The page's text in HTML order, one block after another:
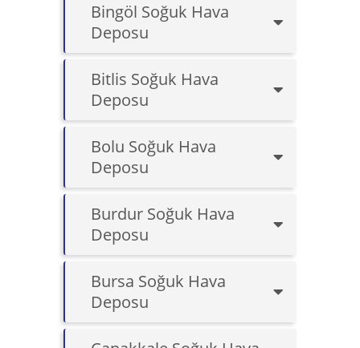
Bingöl Soğuk Hava
Deposu
Bitlis Soğuk Hava
Deposu
Bolu Soğuk Hava
Deposu
Burdur Soğuk Hava
Deposu
Bursa Soğuk Hava
Deposu